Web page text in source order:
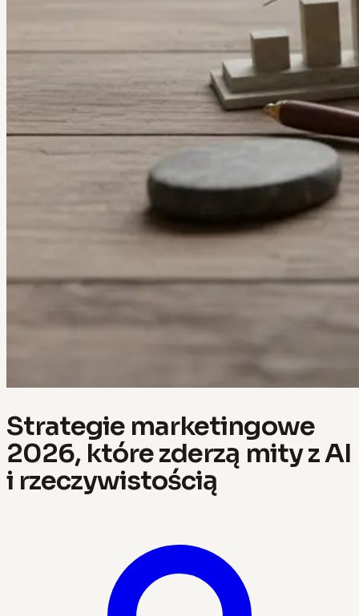
Strategie marketingowe
2026, które zderzą mity z AI
i rzeczywistością